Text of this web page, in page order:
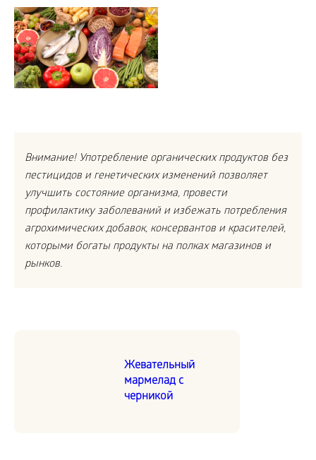
Внимание! Употребление органических продуктов без
пестицидов и генетических изменений позволяет
улучшить состояние организма, провести
профилактику заболеваний и избежать потребления
агрохимических добавок, консервантов и красителей,
которыми богаты продукты на полках магазинов и
рынков.
Жевательный
мармелад с
черникой